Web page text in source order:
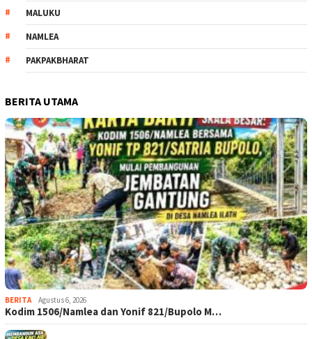
MALUKU
NAMLEA
PAKPAKBHARAT
BERITA UTAMA
BERITA Agustus 6, 2026
Kodim 1506/Namlea dan Yonif 821/Bupolo M…